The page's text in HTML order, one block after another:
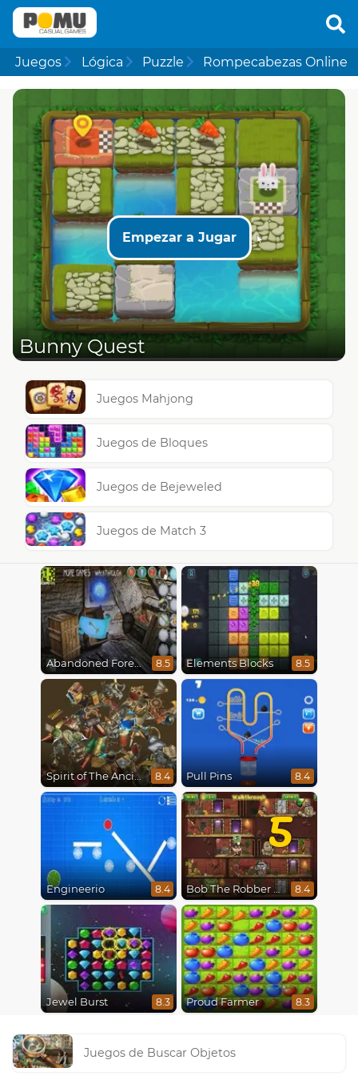
Juegos Lógica Puzzle Rompecabezas Online
Empezar a Jugar
Bunny Quest
Juegos Mahjong
Juegos de Bloques
Juegos de Bejeweled
Juegos de Match 3
Abandoned Forest House 8.5 Elements Blocks 8.5
Spirit of The Ancient Forest 8.4 Pull Pins 8.4
Engineerio 8.4
5
Bob The Robber 5 The Temple Adventure 8.4
Jewel Burst 8.3 Proud Farmer 8.3
Juegos de Buscar Objetos